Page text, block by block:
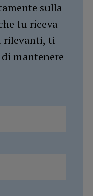
sulla
tu riceva
rilevanti, ti
mantenere